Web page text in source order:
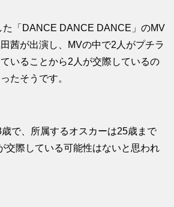
た「DANCE DANCE DANCE」のMV
茜が出演し、MVの中で2人がプチラ
いることから2人が交際しているの
たそうです。
で、所属するオスカーは25歳まで
交際している可能性はないと思われ